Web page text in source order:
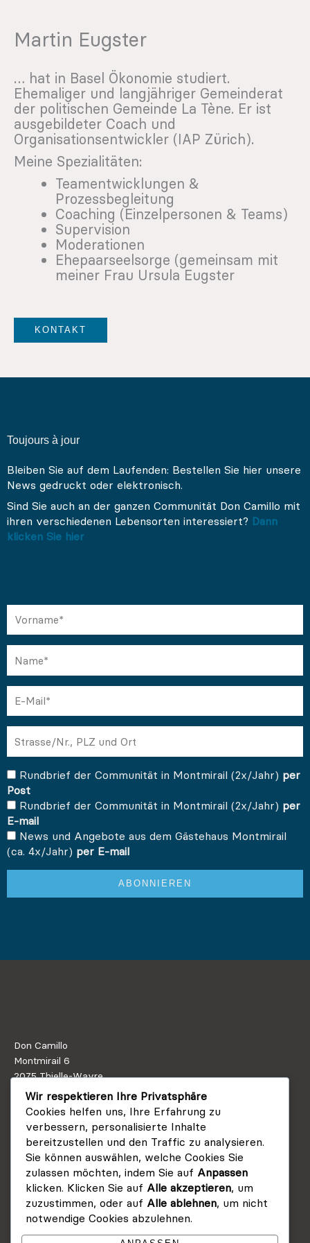
Martin Eugster
… hat in Basel Ökonomie studiert.
Ehemaliger und langjähriger Gemeinderat
der politischen Gemeinde La Tène. Er ist
ausgebildeter Coach und
Organisationsentwickler (IAP Zürich).
Meine Spezialitäten:
Teamentwicklungen &
Prozessbegleitung
Coaching (Einzelpersonen & Teams)
Supervision
Moderationen
Ehepaarseelsorge (gemeinsam mit
meiner Frau Ursula Eugster
KONTAKT
Toujours à jour
Bleiben Sie auf dem Laufenden: Bestellen Sie hier unsere
News gedruckt oder elektronisch.
Sind Sie auch an der ganzen Communität Don Camillo mit
ihren verschiedenen Lebensorten interessiert? Dann
klicken Sie hier
Mail
AboRundbrief der Communität in Montmirail (2x/Jahr) per
Post
Rundbrief der Communität in Montmirail (2x/Jahr) per
E-mail
News und Angebote aus dem Gästehaus Montmirail
(ca. 4x/Jahr) per E-mail
ABONNIEREN
Don Camillo
Montmirail 6
2075 Thielle-Wavre
+41 32 756 90 00
» E-Mail
Lage & Anfahrt
Impressum
Datenschutz
Schutzkonzept
Links
Wir respektieren Ihre Privatsphäre
Cookies helfen uns, Ihre Erfahrung zu
verbessern, personalisierte Inhalte
bereitzustellen und den Traffic zu analysieren.
Sie können auswählen, welche Cookies Sie
zulassen möchten, indem Sie auf Anpassen
klicken. Klicken Sie auf Alle akzeptieren, um
zuzustimmen, oder auf Alle ablehnen, um nicht
notwendige Cookies abzulehnen.